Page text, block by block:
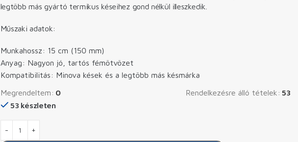
legtöbb más gyártó termikus késeihez gond nélkül illeszkedik.
Műszaki adatok:
Munkahossz: 15 cm (150 mm)
Anyag: Nagyon jó, tartós fémötvözet
Kompatibilitás: Minova kések és a legtöbb más késmárka
Megrendeltem: 0 Rendelkezésre álló tételek: 53
53 készleten